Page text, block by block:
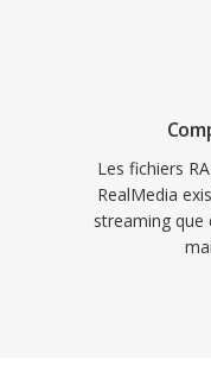
Les fichiers
RealMedia
streaming que